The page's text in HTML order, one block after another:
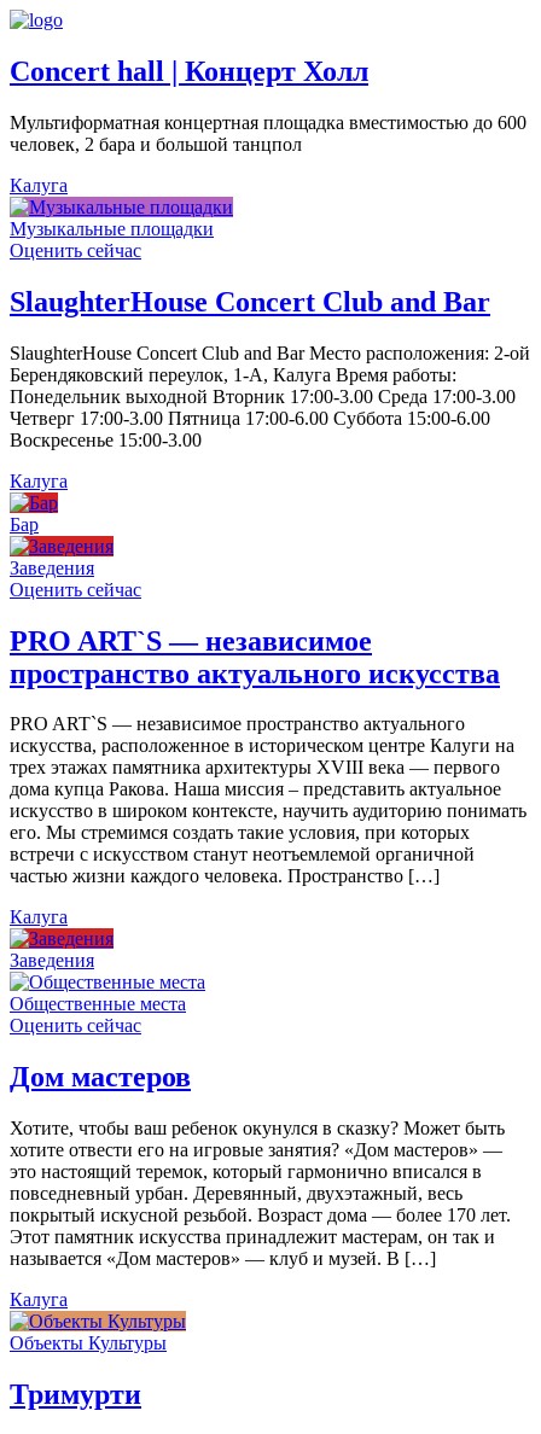
Concert hall | Концерт Холл
Мультиформатная концертная площадка вместимостью до 600
человек, 2 бара и большой танцпол
Калуга
Музыкальные площадки
Оценить сейчас
SlaughterHouse Concert Club and Bar
SlaughterHouse Concert Club and Bar Место расположения: 2-ой
Берендяковский переулок, 1-А, Калуга Время работы:
Понедельник выходной Вторник 17:00-3.00 Среда 17:00-3.00
Четверг 17:00-3.00 Пятница 17:00-6.00 Суббота 15:00-6.00
Воскресенье 15:00-3.00
Калуга
Бар
Заведения
Оценить сейчас
PRO ART`S — независимое
пространство актуального искусства
PRO ART`S — независимое пространство актуального
искусства, расположенное в историческом центре Калуги на
трех этажах памятника архитектуры XVIII века — первого
дома купца Ракова. Наша миссия – представить актуальное
искусство в широком контексте, научить аудиторию понимать
его. Мы стремимся создать такие условия, при которых
встречи с искусством станут неотъемлемой органичной
частью жизни каждого человека. Пространство […]
Калуга
Заведения
Общественные места
Оценить сейчас
Дом мастеров
Хотите, чтобы ваш ребенок окунулся в сказку? Может быть
хотите отвести его на игровые занятия? «Дом мастеров» —
это настоящий теремок, который гармонично вписался в
повседневный урбан. Деревянный, двухэтажный, весь
покрытый искусной резьбой. Возраст дома — более 170 лет.
Этот памятник искусства принадлежит мастерам, он так и
называется «Дом мастеров» — клуб и музей. В […]
Калуга
Объекты Культуры
Тримурти